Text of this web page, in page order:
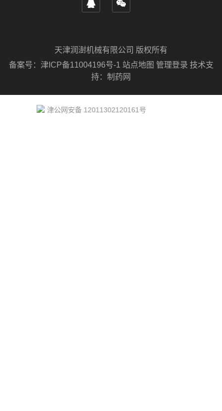
天津润澍机械有限公司 版权所有
备案号： 津ICP备11004196号-1 站点地图 管理登录 技术支
持： 制药网
津公网安备 12011302120161号